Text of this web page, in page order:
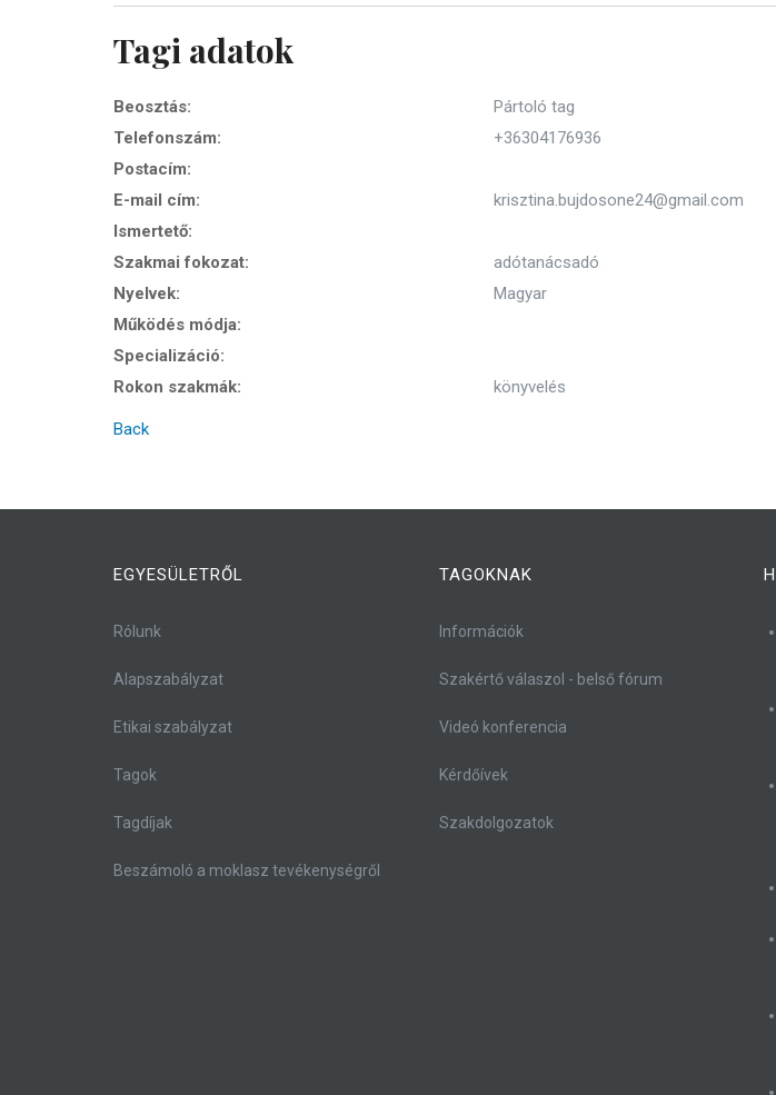
Tagi adatok
Beosztás:
Pártoló tag
Telefonszám:
+36304176936
Postacím:
E-mail cím:
krisztina.bujdosone24@gmail.com
Ismertető:
Szakmai fokozat:
adótanácsadó
Nyelvek:
Magyar
Működés módja:
Specializáció:
Rokon szakmák:
könyvelés
Back
EGYESÜLETRŐL
Rólunk
Alapszabályzat
Etikai szabályzat
Tagok
Tagdíjak
Beszámoló a moklasz tevékenységről
TAGOKNAK
Információk
Szakértő válaszol - belső fórum
Videó konferencia
Kérdőívek
Szakdolgozatok